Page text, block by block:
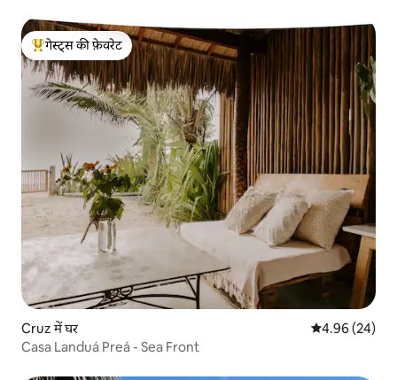
गेस्ट्स का टॉप फ़ेवरेट
गेस्ट्स की फ़ेवरेट
Cruz में घर औसत रेटिंग 5 में
4.96 (24)
Casa Landuá Preá - Sea Front